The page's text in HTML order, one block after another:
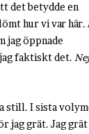
det betydde en
hur vi var här.
jag öppnade
faktiskt det.
still. I sista
jag grät. Jag grät